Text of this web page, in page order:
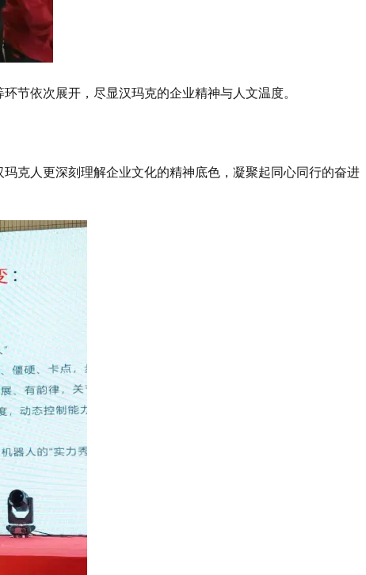
节依次展开，尽显汉玛克的企业精神与人文温度。
克人更深刻理解企业文化的精神底色，凝聚起同心同行的奋进